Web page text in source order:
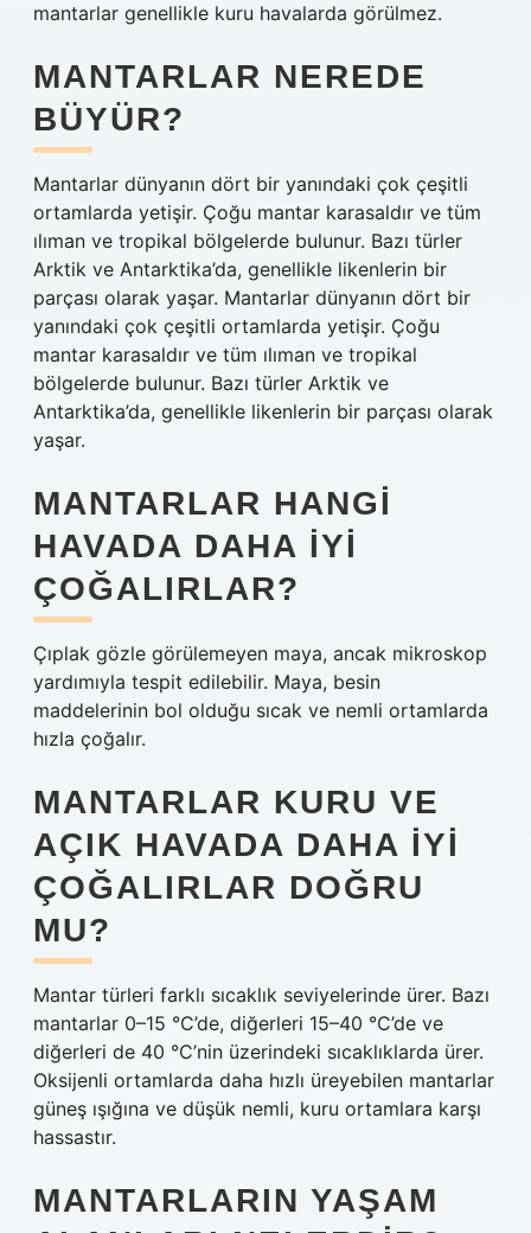
mantarlar genellikle kuru havalarda görülmez.
MANTARLAR NEREDE
BÜYÜR?
Mantarlar dünyanın dört bir yanındaki çok çeşitli
ortamlarda yetişir. Çoğu mantar karasaldır ve tüm
ılıman ve tropikal bölgelerde bulunur. Bazı türler
Arktik ve Antarktika’da, genellikle likenlerin bir
parçası olarak yaşar. Mantarlar dünyanın dört bir
yanındaki çok çeşitli ortamlarda yetişir. Çoğu
mantar karasaldır ve tüm ılıman ve tropikal
bölgelerde bulunur. Bazı türler Arktik ve
Antarktika’da, genellikle likenlerin bir parçası olarak
yaşar.
MANTARLAR HANGI
HAVADA DAHA IYI
ÇOĞALIRLAR?
Çıplak gözle görülemeyen maya, ancak mikroskop
yardımıyla tespit edilebilir. Maya, besin
maddelerinin bol olduğu sıcak ve nemli ortamlarda
hızla çoğalır.
MANTARLAR KURU VE
AÇIK HAVADA DAHA IYI
ÇOĞALIRLAR DOĞRU
MU?
Mantar türleri farklı sıcaklık seviyelerinde ürer. Bazı
mantarlar 0–15 °C’de, diğerleri 15–40 °C’de ve
diğerleri de 40 °C’nin üzerindeki sıcaklıklarda ürer.
Oksijenli ortamlarda daha hızlı üreyebilen mantarlar
güneş ışığına ve düşük nemli, kuru ortamlara karşı
hassastır.
MANTARLARIN YAŞAM